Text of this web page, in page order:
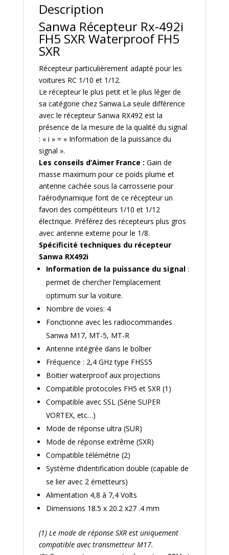
Description
Sanwa Récepteur Rx-492i
FH5 SXR Waterproof FH5
SXR
Récepteur particulièrement adapté pour les
voitures RC 1/10 et 1/12.
Le récepteur le plus petit et le plus léger de
sa catégorie chez Sanwa.La seule différence
avec le récepteur Sanwa RX492 est la
présence de la mesure de la qualité du signal
: « i » = « Information de la puissance du
signal ».
Les conseils d’Aimer France : Gain de
masse maximum pour ce poids plume et
antenne cachée sous la carrosserie pour
l’aérodynamique font de ce récepteur un
favori des compétiteurs 1/10 et 1/12
électrique. Préférez des récepteurs plus gros
avec antenne externe pour le 1/8.
Spécificité techniques du récepteur
Sanwa RX492i
Information de la puissance du signal :
permet de chercher l’emplacement
optimum sur la voiture.
Nombre de voies: 4
Fonctionne avec les radiocommandes
Sanwa M17, MT-5, MT-R
Antenne intégrée dans le boîtier
Fréquence : 2,4 GHz type FHSS5
Boitier waterproof aux projections
Compatible protocoles FH5 et SXR (1)
Compatible avec SSL (Série SUPER
VORTEX, etc…)
Mode de réponse ultra (SUR)
Mode de réponse extrême (SXR)
Compatible télémétrie (2)
Système d’identification double (capable de
se lier avec 2 émetteurs)
Alimentation 4,8 à 7,4 Volts
Dimensions 18.5 x 20.2 x27 .4 mm
(1) Le mode de réponse SXR est uniquement
compatible avec transmetteur M17.